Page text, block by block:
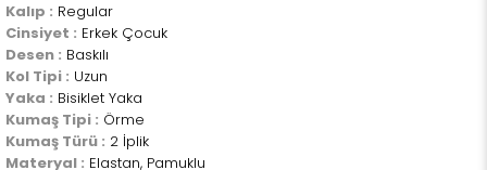
Kalıp : Regular
Cinsiyet : Erkek Çocuk
Desen : Baskılı
Kol Tipi : Uzun
Yaka : Bisiklet Yaka
Kumaş Tipi : Örme
Kumaş Türü : 2 İplik
Materyal : Elastan, Pamuklu